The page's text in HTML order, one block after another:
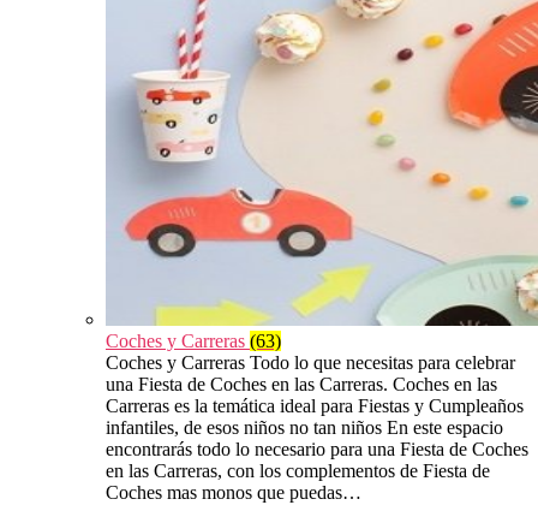
Coches y Carreras (63)
Coches y Carreras Todo lo que necesitas para celebrar
una Fiesta de Coches en las Carreras. Coches en las
Carreras es la temática ideal para Fiestas y Cumpleaños
infantiles, de esos niños no tan niños En este espacio
encontrarás todo lo necesario para una Fiesta de Coches
en las Carreras, con los complementos de Fiesta de
Coches mas monos que puedas…